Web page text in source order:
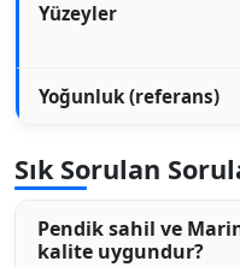
Yüzeyler
Yoğunluk (referans)
Sık Sorulan
Pendik sahil ve
kalite uygundur?